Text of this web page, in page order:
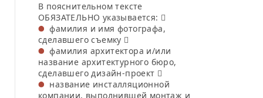
В пояснительном тексте
ОБЯЗАТЕЛЬНО указывается: 
фамилия и имя фотографа,
сделавшего съемку 
фамилия архитектора и/или
название архитектурного бюро,
сделавшего дизайн-проект 
название инсталляционной
компании, выполнившей монтаж и